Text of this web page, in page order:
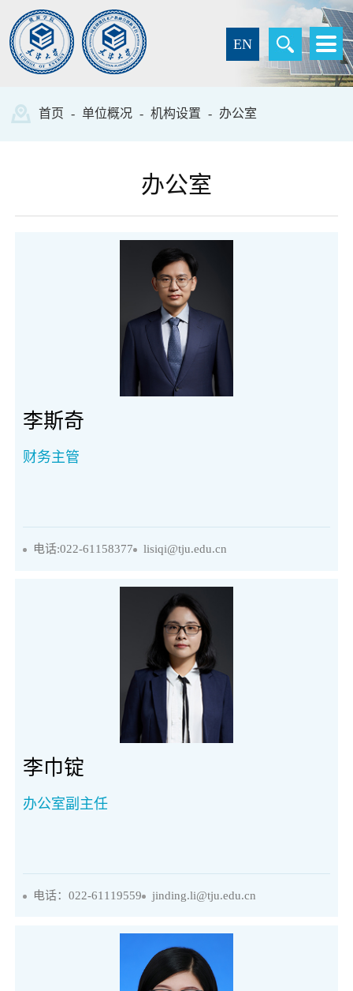
EN
首页 - 单位概况 - 机构设置 - 办公室
办公室
李斯奇
财务主管
电话:022-61158377 lisiqi@tju.edu.cn
李巾锭
办公室副主任
电话：022-61119559 jinding.li@tju.edu.cn